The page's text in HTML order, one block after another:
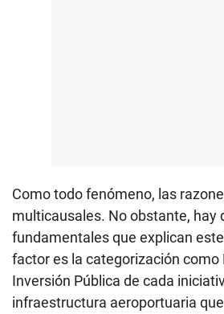
Como todo fenómeno, las
multicausales. No obstante, hay
fundamentales que explican
factor es la categorización como
Inversión Pública de cada
infraestructura aeroportuaria